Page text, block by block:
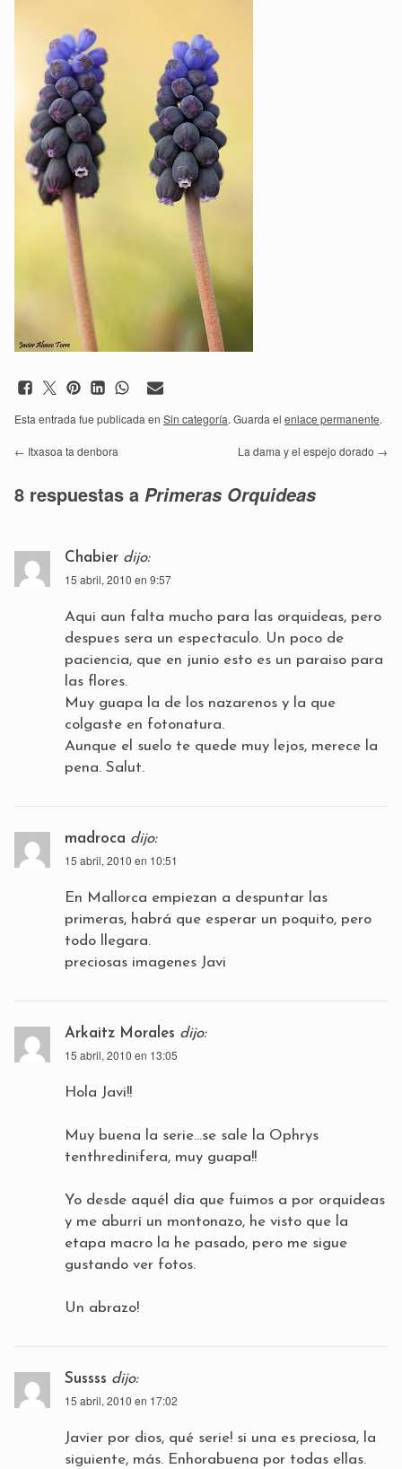
Esta entrada fue publicada en Sin categoría. Guarda el enlace permanente.
← Itxasoa ta denbora La dama y el espejo dorado →
8 respuestas a Primeras Orquideas
Chabier dijo:
15 abril, 2010 en 9:57
Aqui aun falta mucho para las orquideas, pero
despues sera un espectaculo. Un poco de
paciencia, que en junio esto es un paraiso para
las flores.
Muy guapa la de los nazarenos y la que
colgaste en fotonatura.
Aunque el suelo te quede muy lejos, merece la
pena. Salut.
madroca dijo:
15 abril, 2010 en 10:51
En Mallorca empiezan a despuntar las
primeras, habrá que esperar un poquito, pero
todo llegara.
preciosas imagenes Javi
Arkaitz Morales dijo:
15 abril, 2010 en 13:05
Hola Javi!!
Muy buena la serie…se sale la Ophrys
tenthredinifera, muy guapa!!
Yo desde aquél día que fuimos a por orquídeas
y me aburrí un montonazo, he visto que la
etapa macro la he pasado, pero me sigue
gustando ver fotos.
Un abrazo!
Sussss dijo:
15 abril, 2010 en 17:02
Javier por dios, qué serie! si una es preciosa, la
siguiente, más. Enhorabuena por todas ellas.